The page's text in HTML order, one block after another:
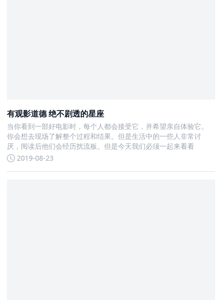
有观影道德 绝不剧透的星座
当你看到一部好电影时，每个人都会接受它，并希望亲自体验它。
你会想去现场了解整个过程和结果。但是生活中的一些人非常讨
厌，阅读后他们会经历扰流板。但是今天我们必须一起来看看
2019-08-23